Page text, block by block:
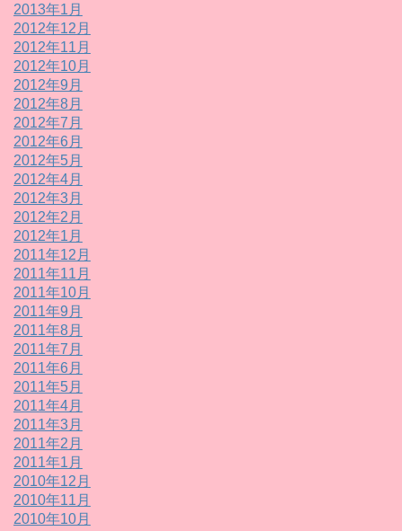
2013年1月
2012年12月
2012年11月
2012年10月
2012年9月
2012年8月
2012年7月
2012年6月
2012年5月
2012年4月
2012年3月
2012年2月
2012年1月
2011年12月
2011年11月
2011年10月
2011年9月
2011年8月
2011年7月
2011年6月
2011年5月
2011年4月
2011年3月
2011年2月
2011年1月
2010年12月
2010年11月
2010年10月